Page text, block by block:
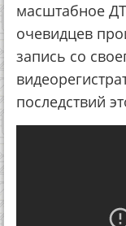
масштабное
очевидцев
запись со
последствий